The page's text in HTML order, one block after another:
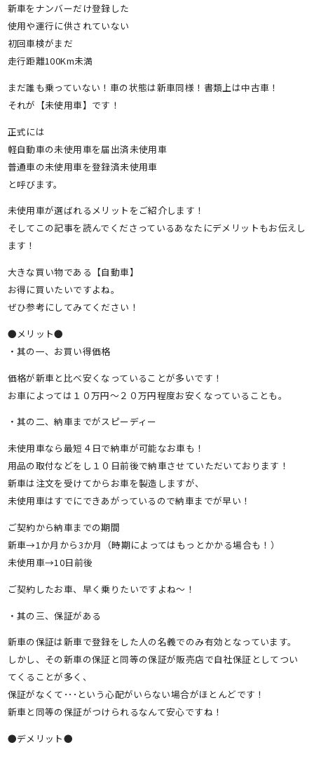
新車をナンバーだけ登録した
使用や運行に供されていない
初回車検がまだ
走行距離100Km未満
まだ誰も乗っていない！車の状態は新車同様！書類上は中古車！
それが【未使用車】です！
正式には
軽自動車の未使用車を届出済未使用車
普通車の未使用車を登録済未使用車
と呼びます。
未使用車が選ばれるメリットをご紹介します！
そしてこの記事を読んでくださっているあなたにデメリットもお伝えし
ます！
大きな買い物である【自動車】
お得に買いたいですよね。
ぜひ参考にしてみてください！
●メリット●
・其の一、お買い得価格
価格が新車と比べ安くなっていることが多いです！
お車によっては１０万円～２０万円程度お安くなっていることも。
・其の二、納車までがスピーディー
未使用車なら最短４日で納車が可能なお車も！
用品の取付などをし１０日前後で納車させていただいております！
新車は注文を受けてからお車を製造しますが、
未使用車はすでにできあがっているので納車までが早い！
ご契約から納車までの期間
新車→1か月から3か月（時期によってはもっとかかる場合も！）
未使用車→10日前後
ご契約したお車、早く乗りたいですよね～！
・其の三、保証がある
新車の保証は新車で登録をした人の名義でのみ有効となっています。
しかし、その新車の保証と同等の保証が販売店で自社保証としてつい
てくることが多く、
保証がなくて･･･という心配がいらない場合がほとんどです！
新車と同等の保証がつけられるなんて安心ですね！
●デメリット●